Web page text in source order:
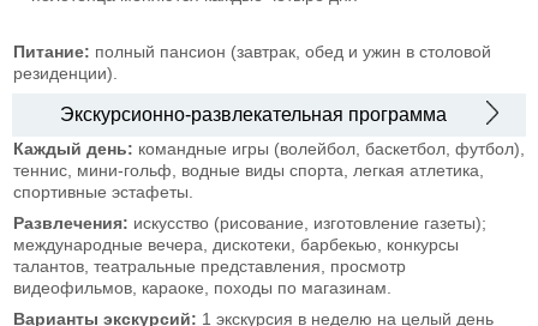
Питание: полный пансион (завтрак, обед и ужин в столовой
резиденции).
Экскурсионно-развлекательная программа
Каждый день: командные игры (волейбол, баскетбол, футбол),
теннис, мини-гольф, водные виды спорта, легкая атлетика,
спортивные эстафеты.
Развлечения: искусство (рисование, изготовление газеты);
международные вечера, дискотеки, барбекью, конкурсы
талантов, театральные представления, просмотр
видеофильмов, караоке, походы по магазинам.
Варианты экскурсий: 1 экскурсия в неделю на целый день